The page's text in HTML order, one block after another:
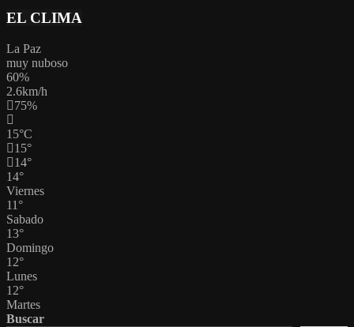
EL CLIMA
La Paz
muy nuboso
60%
2.6km/h
75%
15°C
15°
14°
14°
Viernes
11 °
Sabado
13°
Domingo
12°
Lunes
12°
Martes
Buscar